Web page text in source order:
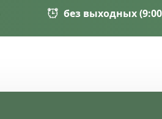
без выходных